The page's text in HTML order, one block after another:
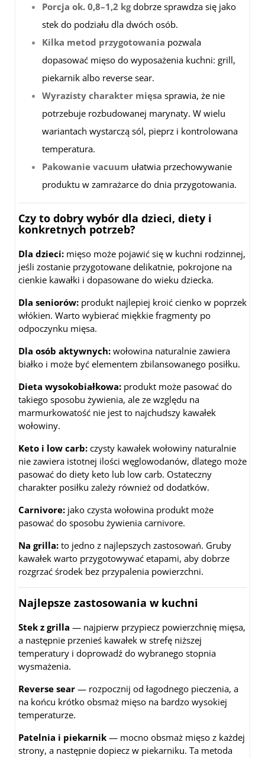
Porcja ok. 0,8–1,2 kgdobrze sprawdza się jako
stek do podziału dla dwóch osób.
Kilka metod przygotowania pozwala
dopasować mięso do wyposażenia kuchni: grill,
piekarnik albo reverse sear.
Wyrazisty charakter mięsa sprawia, że nie
potrzebuje rozbudowanej marynaty. W wielu
wariantach wystarczą sól, pieprz i kontrolowana
temperatura.
Pakowanie vacuum ułatwia przechowywanie
produktu w zamrażarce do dnia przygotowania.
Czy to dobry wybór dla dzieci, diety i
konkretnych potrzeb?
Dla dzieci: mięso może pojawić się w kuchni rodzinnej,
jeśli zostanie przygotowane delikatnie, pokrojone na
cienkie kawałki i dopasowane do wieku dziecka.
Dla seniorów: produkt najlepiej kroić cienko w poprzek
włókien. Warto wybierać miękkie fragmenty po
odpoczynku mięsa.
Dla osób aktywnych: wołowina naturalnie zawiera
białko i może być elementem zbilansowanego posiłku.
Dieta wysokobiałkowa: produkt może pasować do
takiego sposobu żywienia, ale ze względu na
marmurkowatość nie jest to najchudszy kawałek
wołowiny.
Keto i low carb: czysty kawałek wołowiny naturalnie
nie zawiera istotnej ilości węglowodanów, dlatego może
pasować do diety keto lub low carb. Ostateczny
charakter posiłku zależy również od dodatków.
Carnivore: jako czysta wołowina produkt może
pasować do sposobu żywienia carnivore.
Na grilla: to jedno z najlepszych zastosowań. Gruby
kawałek warto przygotowywać etapami, aby dobrze
rozgrzać środek bez przypalenia powierzchni.
Najlepsze zastosowania w kuchni
Stek z grilla — najpierw przypiecz powierzchnię mięsa,
a następnie przenieś kawałek w strefę niższej
temperatury i doprowadź do wybranego stopnia
wysmażenia.
Reverse sear — rozpocznij od łagodnego pieczenia, a
na końcu krótko obsmaż mięso na bardzo wysokiej
temperaturze.
Patelnia i piekarnik — mocno obsmaż mięso z każdej
strony, a następnie dopiecz w piekarniku. Ta metoda